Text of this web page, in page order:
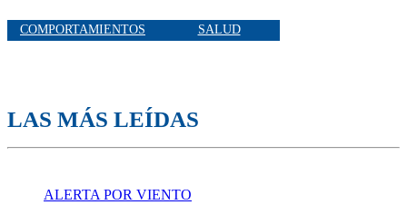
COMPORTAMIENTOS SALUD
LAS MÁS LEÍDAS
ALERTA POR VIENTO